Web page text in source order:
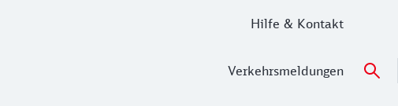
Hilfe & Kontakt
Verkehrsmeldungen